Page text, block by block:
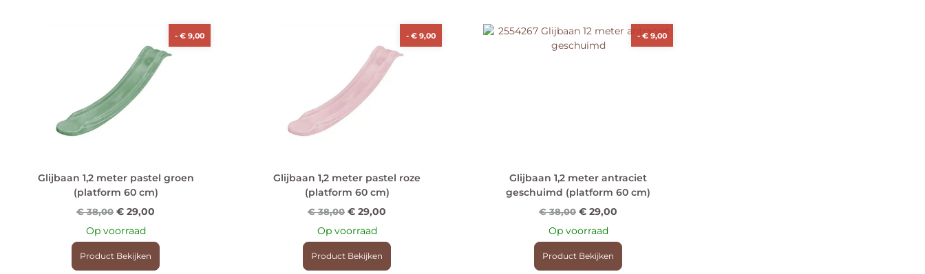
-€ 9,00
Glijbaan 1,2 meter pastel groen
(platform 60 cm)
€38,00 € 29,00
Op voorraad
Product Bekijken
-€ 9,00
Glijbaan 1,2 meter pastel roze
(platform 60 cm)
€38,00 € 29,00
Op voorraad
Product Bekijken
-€ 9,00
Glijbaan 1,2 meter antraciet
geschuimd (platform 60 cm)
€38,00 € 29,00
Op voorraad
Product Bekijken